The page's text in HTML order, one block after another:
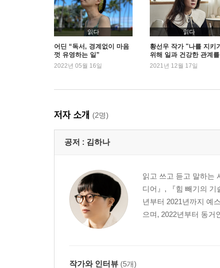
집요정 도비의 탄생
두 일생이 합쳐지다
싸움의 기술
테팔 대첩과 생일상
고양이들 소개
밥 잘 얻어먹는 법
크리스마스 선물 교환
새해 첫날
500원짜리 컨설팅
우리는 다른 세상에 산다
돈으로 가정의 평화를 사다
안사람과 바깥양반
술꾼 도시 처녀들
남자가 없어서 아쉬웠던 적
읽다
어딘 “독서, 경계없이 마음
껏 유영하는 일”
2022년 05월 16일
읽다
황선우 작가 "나를 지키
위해 일과 건강한 관계
자"
2021년 12월 17일
저자 소개 (2명)
공저 : 김하나
읽고 쓰고 듣고 말하는
디어』, 『힘 빼기의 기
년부터 2021년까지 예
으며, 2022년부터 동거
작가와 인터뷰 (5개)